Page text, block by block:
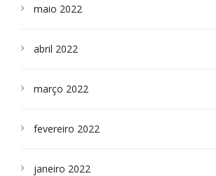
maio 2022
abril 2022
março 2022
fevereiro 2022
janeiro 2022